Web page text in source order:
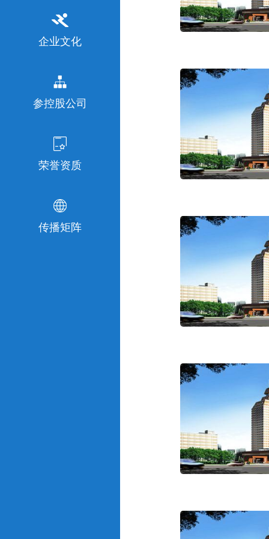
企业文化
参控股公司
荣誉资质
传播矩阵